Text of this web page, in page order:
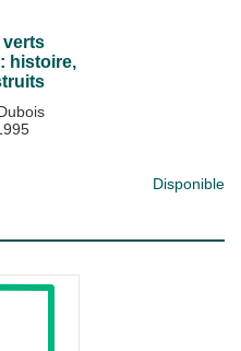
verts
histoire,
Disponible